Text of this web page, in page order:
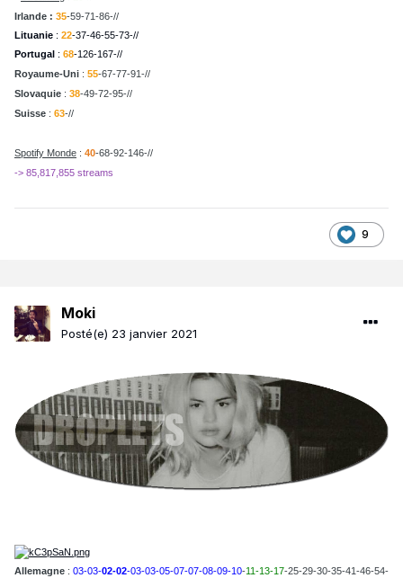
Irlande : 35-59-71-86-//
Lituanie : 22-37-46-55-73-//
Portugal : 68-126-167-//
Royaume-Uni : 55-67-77-91-//
Slovaquie : 38-49-72-95-//
Suisse : 63-//
Spotify Monde : 40-68-92-146-//
-> 85,817,855 streams
9
Moki
Posté(e) 23 janvier 2021
Allemagne : 03-03-02-02-03-03-05-07-07-08-09-10-11-13-17-25-29-30-35-41-46-54-